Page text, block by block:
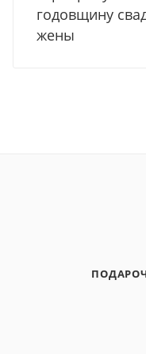
годовщину
жены